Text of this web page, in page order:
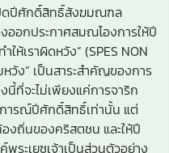
ดปีศักดิ์สิทธิ์สังฆมณฑล
ออกประกาศสมณโองการให้ปี
ห้เราผิดหวัง” (SPES NON
หวัง” เป็นสาระสำคัญของการ
ที่จะไม่เพียงแค่การจาริก
ารณ์ปีศักดิ์สิทธิ์เท่านั้น แต่
งถิ่นของคริสตชน และให้ปี
ระเยซูเจ้าเป็นส่วนตัวอย่าง